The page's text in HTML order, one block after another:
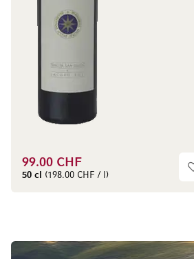
99.00 CHF
50 cl (198.00 CHF / l)